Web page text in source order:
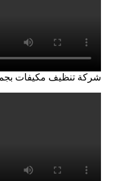
شركة تنظيف مكيفات